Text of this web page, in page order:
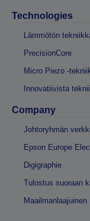
Technologies
Lämmötön
PrecisionCore
Micro Piezo -
Innovatiivista
Company
Johtoryhmän
Epson Europe
Digigraphie
Tulostus suoraan
Maailmanlaajuinen